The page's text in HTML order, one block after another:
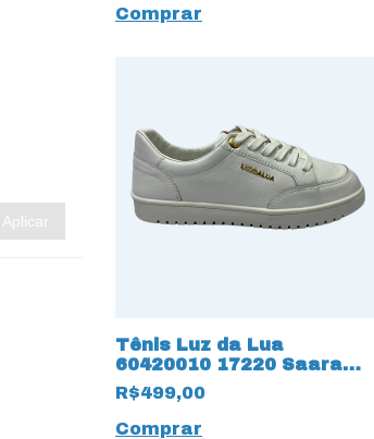
Aplicar
Comprar
Tênis Luz da Lua
60420010 17220 Saara
Bianco
R$499,00
Comprar